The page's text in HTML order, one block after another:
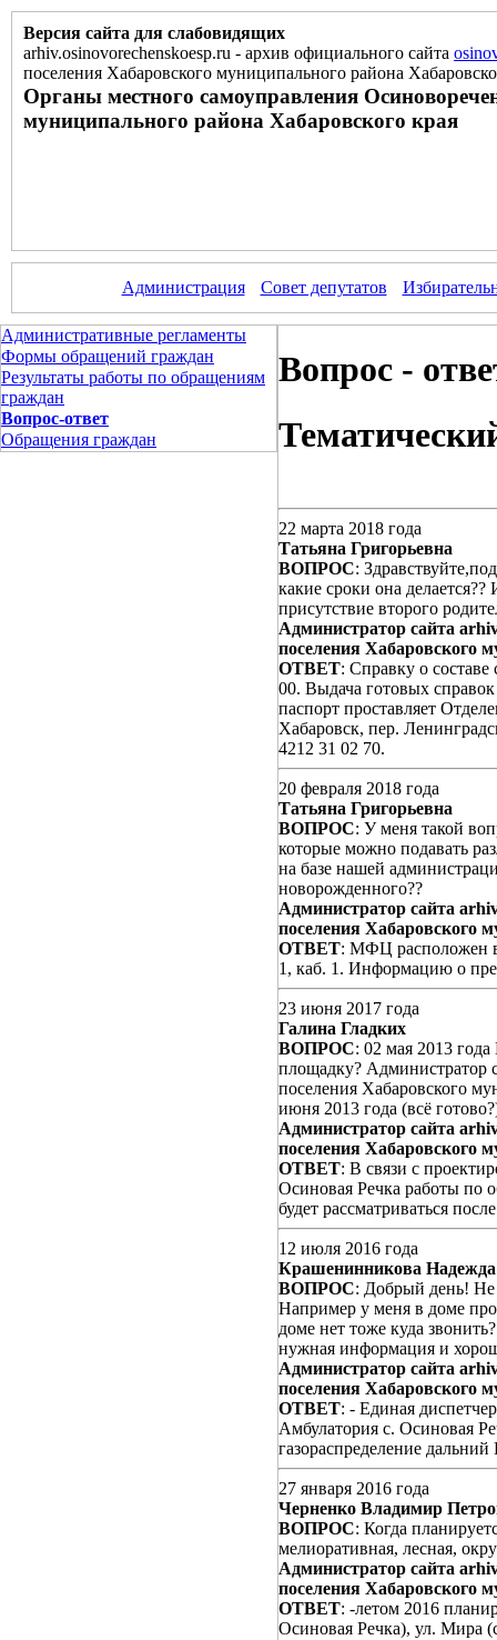
Версия сайта для слабовидящих
arhiv.osinovorechenskoesp.ru - архив официального сайта
поселения Хабаровского муниципального района
Органы местного самоуправления
муниципального района Хабаровского края
Администрация Совет депутатов
Административные регламенты
Формы обращений граждан
Результаты работы по обращениям
граждан
Вопрос-ответ
Обращения граждан
Вопрос -
22 марта 2018 года
Татьяна Григорьевна
ВОПРОС:
какие сроки она
присутствие второго
Администратор сайта
поселения Хабаровского
ОТВЕТ: Справку о составе
00. Выдача готовых
паспорт проставляет
Хабаровск, пер.
4212 31 02 70.
20 февраля 2018 года
Татьяна Григорьевна
ВОПРОС: У меня такой
которые можно подавать
на базе нашей
новорожденного??
Администратор сайта
поселения Хабаровского
ОТВЕТ: МФЦ расположен в
1, каб. 1. Информацию о
23 июня 2017 года
Галина Гладких
ВОПРОС: 02 мая 2013
площадку? Администратор
поселения Хабаровского
июня 2013 года (всё
Администратор сайта
поселения Хабаровского
ОТВЕТ: В связи с
Осиновая Речка работы по
будет рассматриваться
12 июля 2016 года
Крашенинникова
ВОПРОС: Добрый день! Не
Например у меня в доме
доме нет тоже куда
нужная информация и
Администратор сайта
поселения Хабаровского
ОТВЕТ: - Единая
Амбулатория с. Осиновая
газораспределение
27 января 2016 года
Черненко Владимир
ВОПРОС: Когда
мелиоративная, лесная,
Администратор сайта
поселения Хабаровского
ОТВЕТ: -летом 2016
Осиновая Речка), ул. Мира